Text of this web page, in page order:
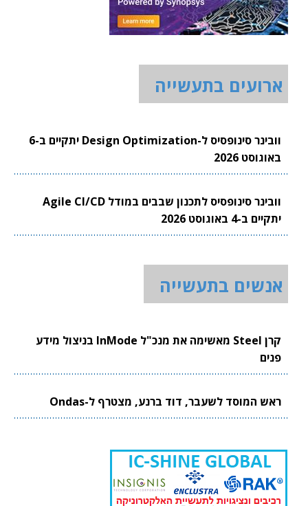
ארועים בתעשייה
וובינר סינופסיס ל-Design Optimization יתקיים ב-6
באוגוסט 2026
וובינר סינופסיס לתכנון שבבים במודל Agile CI/CD
יתקיים ב-4 באוגוסט 2026
אנשים בתעשייה
קרן Steel מאשימה את מנכ"ל InMode בניצול מידע
פנים
ראש המוסד לשעבר, דוד ברנע, מצטרף ל-Ondas